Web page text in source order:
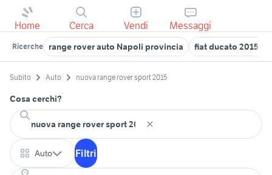
Home Cerca Vendi Messaggi
Ricerche range rover auto Napoli provincia fiat ducato 2015
Subito Auto nuova range rover sport 2015
Cosa cerchi?
Auto Filtri